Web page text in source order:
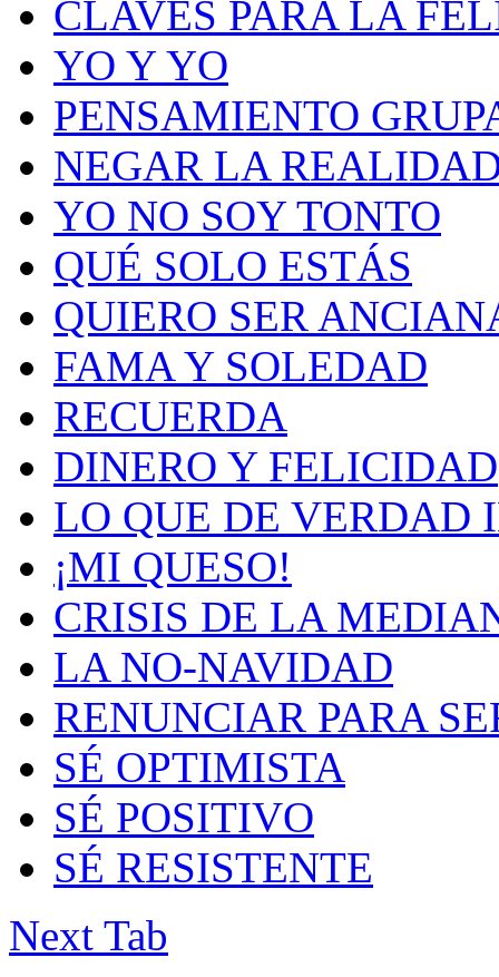
CLAVES PARA LA
YO Y YO
PENSAMIENTO
NEGAR LA
YO NO SOY TONTO
QUÉ SOLO ESTÁS
QUIERO SER
FAMA Y SOLEDAD
RECUERDA
DINERO Y FELICIDAD
LO QUE DE VERDAD
¡MI QUESO!
CRISIS DE LA
LA NO-NAVIDAD
RENUNCIAR PARA
SÉ OPTIMISTA
SÉ POSITIVO
SÉ RESISTENTE
Next Tab